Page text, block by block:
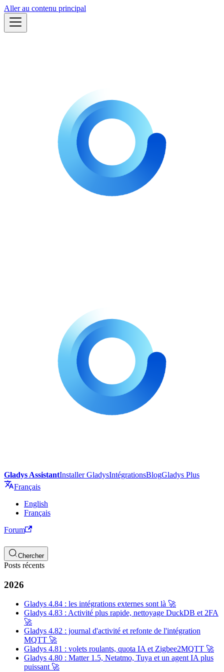
Aller au contenu principal
Gladys AssistantInstaller GladysIntégrationsBlogGladys Plus
Français
English
Français
Forum
Chercher
Posts récents
2026
Gladys 4.84 : les intégrations externes sont là 🚀
Gladys 4.83 : Activité plus rapide, nettoyage DuckDB et 2FA
🚀
Gladys 4.82 : journal d'activité et refonte de l'intégration
MQTT 🚀
Gladys 4.81 : volets roulants, quota IA et Zigbee2MQTT 🚀
Gladys 4.80 : Matter 1.5, Netatmo, Tuya et un agent IA plus
puissant 🚀